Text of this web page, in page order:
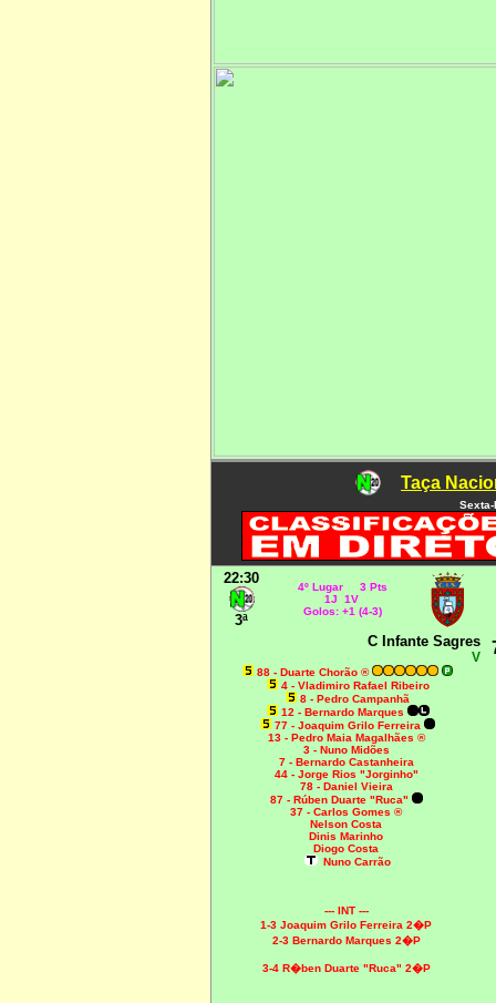
Taça
22:30
3ª
4º Lugar 3 Pts
1J 1V
Golos: +1 (4-3)
C Infante Sagres
V
88 - Duarte Chorão ®
4 - Vladimiro Rafael Ribeiro
8 - Pedro Campanhã
12 - Bernardo Marques
77 - Joaquim Grilo Ferreira
13 - Pedro Maia Magalhães ®
3 - Nuno Midões
7 - Bernardo Castanheira
44 - Jorge Rios "Jorginho"
78 - Daniel Vieira
87 - Rúben Duarte "Ruca"
37 - Carlos Gomes ®
Nelson Costa
Dinis Marinho
Diogo Costa
Nuno Carrão
--- INT ---
1-3 Joaquim Grilo Ferreira 2�P
2-3 Bernardo Marques 2�P
3-4 R�ben Duarte "Ruca" 2�P